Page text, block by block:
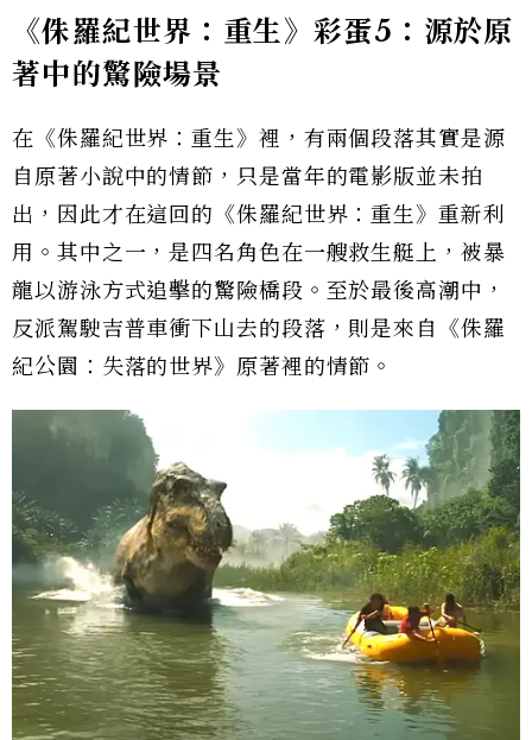
《侏羅紀世界：重生》彩蛋5：源於原
著中的驚險場景
在《侏羅紀世界：重生》裡，有兩個段落其實是源
自原著小說中的情節，只是當年的電影版並未拍
出，因此才在這回的《侏羅紀世界：重生》重新利
用。其中之一，是四名角色在一艘救生艇上，被暴
龍以游泳方式追擊的驚險橋段。至於最後高潮中，
反派駕駛吉普車衝下山去的段落，則是來自《侏羅
紀公園：失落的世界》原著裡的情節。